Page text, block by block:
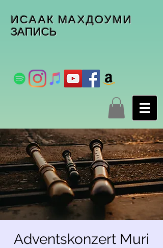
ИСААК МАХДОУМИ
ЗАПИСЬ
Adventskonzert Muri